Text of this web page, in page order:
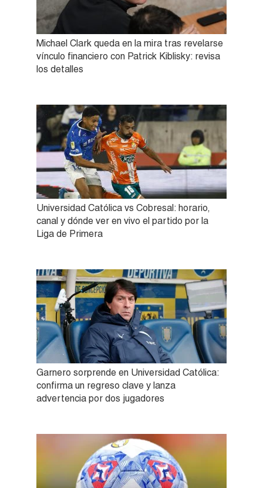
Michael Clark queda en la mira tras revelarse
vínculo financiero con Patrick Kiblisky: revisa
los detalles
Universidad Católica vs Cobresal: horario,
canal y dónde ver en vivo el partido por la
Liga de Primera
Garnero sorprende en Universidad Católica:
confirma un regreso clave y lanza
advertencia por dos jugadores